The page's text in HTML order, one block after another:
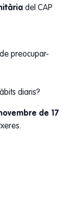
del CAP
preocupar-
diaris?
de 17